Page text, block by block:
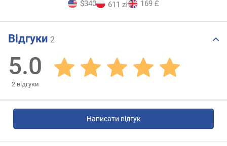
$340 611 zł 169 £
Відгуки 2
5.0
2 відгуки
Написати відгук